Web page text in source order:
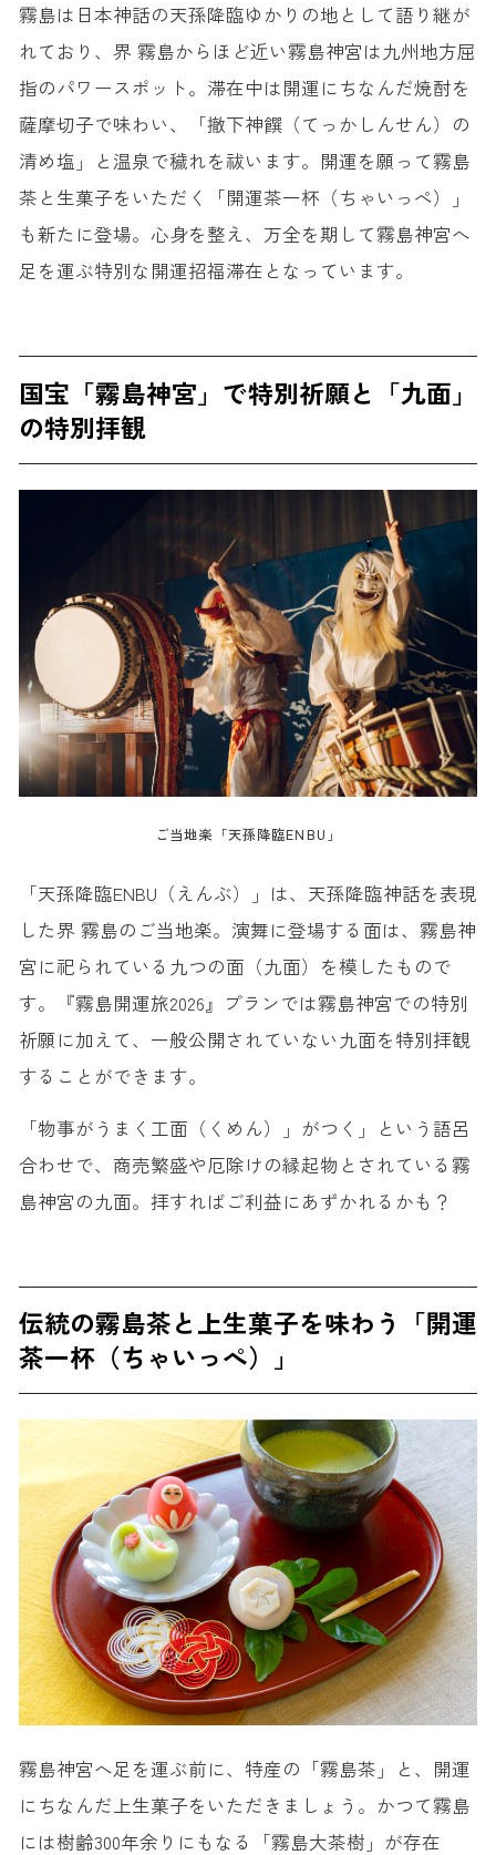
霧島は日本神話の天孫降臨ゆかりの地として語り継が
れており、界 霧島からほど近い霧島神宮は九州地方屈
指のパワースポット。滞在中は開運にちなんだ焼酎を
薩摩切子で味わい、「撤下神饌（てっかしんせん）の
清め塩」と温泉で穢れを祓います。開運を願って霧島
茶と生菓子をいただく「開運茶一杯（ちゃいっぺ）」
も新たに登場。心身を整え、万全を期して霧島神宮へ
足を運ぶ特別な開運招福滞在となっています。
国宝「霧島神宮」で特別祈願と「九面」
の特別拝観
ご当地楽「天孫降臨ENBU」
「天孫降臨ENBU（えんぶ）」は、天孫降臨神話を表現
した界 霧島のご当地楽。演舞に登場する面は、霧島神
宮に祀られている九つの面（九面）を模したもので
す。『霧島開運旅2026』プランでは霧島神宮での特別
祈願に加えて、一般公開されていない九面を特別拝観
することができます。
「物事がうまく工面（くめん）」がつく」という語呂
合わせで、商売繁盛や厄除けの縁起物とされている霧
島神宮の九面。拝すればご利益にあずかれるかも？
伝統の霧島茶と上生菓子を味わう「開運
茶一杯（ちゃいっぺ）」
霧島神宮へ足を運ぶ前に、特産の「霧島茶」と、開運
にちなんだ上生菓子をいただきましょう。かつて霧島
には樹齢300年余りにもなる「霧島大茶樹」が存在